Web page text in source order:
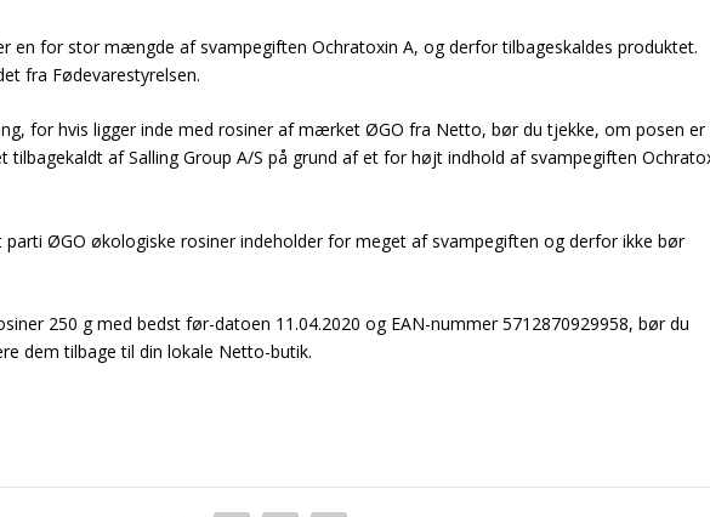
en for stor mængde af svampegiften Ochratoxin A, og derfor tilbageskaldes produktet.
fra Fødevarestyrelsen.
for hvis ligger inde med rosiner af mærket ØGO fra Netto, bør du tjekke, om posen er
tilbagekaldt af Salling Group A/S på grund af et for højt indhold af svampegiften
parti ØGO økologiske rosiner indeholder for meget af svampegiften og derfor ikke bør
250 g med bedst før-datoen 11.04.2020 og EAN-nummer 5712870929958, bør du
dem tilbage til din lokale Netto-butik.